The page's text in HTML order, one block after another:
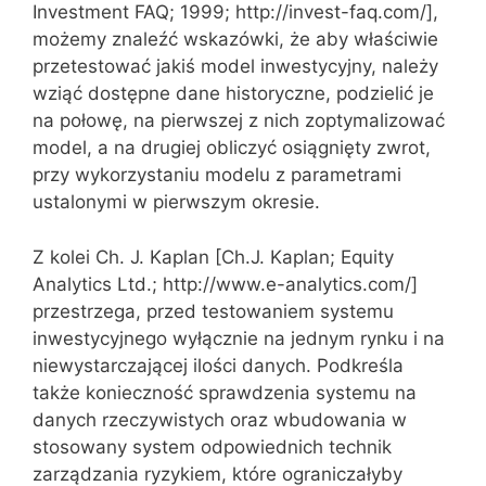
Investment FAQ; 1999; http://invest-faq.com/],
możemy znaleźć wskazówki, że aby właściwie
przetestować jakiś model inwestycyjny, należy
wziąć dostępne dane historyczne, podzielić je
na połowę, na pierwszej z nich zoptymalizować
model, a na drugiej obliczyć osiągnięty zwrot,
przy wykorzystaniu modelu z parametrami
ustalonymi w pierwszym okresie.
Z kolei Ch. J. Kaplan [Ch.J. Kaplan; Equity
Analytics Ltd.; http://www.e-analytics.com/]
przestrzega, przed testowaniem systemu
inwestycyjnego wyłącznie na jednym rynku i na
niewystarczającej ilości danych. Podkreśla
także konieczność sprawdzenia systemu na
danych rzeczywistych oraz wbudowania w
stosowany system odpowiednich technik
zarządzania ryzykiem, które ograniczałyby